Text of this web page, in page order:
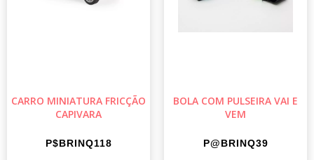
CARRO MINIATURA FRICÇÃO
CAPIVARA
P$BRINQ118
BOLA COM PULSEIRA VAI E
VEM
P@BRINQ39